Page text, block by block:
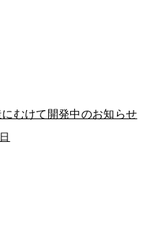
むけて開発中のお知らせ